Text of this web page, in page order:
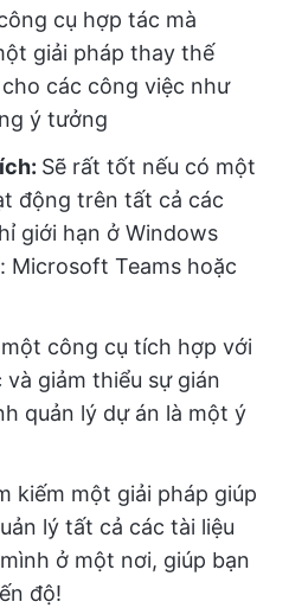
cụ hợp tác mà
giải pháp thay thế
các công việc như
ý tưởng
Sẽ rất tốt nếu có một
động trên tất cả các
giới hạn ở Windows
Microsoft Teams hoặc
công cụ tích hợp với
giảm thiểu sự gián
quản lý dự án là một ý
kiếm một giải pháp giúp
lý tất cả các tài liệu
ở một nơi, giúp bạn
độ!